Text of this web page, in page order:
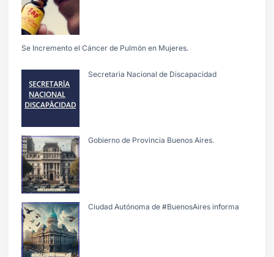
Se Incremento el Cáncer de Pulmón en Mujeres.
Secretarìa Nacional de Discapacidad
Gobierno de Provincia Buenos Aires.
Ciudad Autónoma de #BuenosAires informa